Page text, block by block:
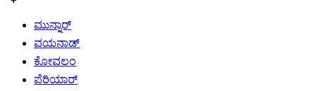
ಮುನ್ನಾರ್
ವಯನಾಡ್
ಕೋವಲಂ
ಪೆರಿಯಾರ್